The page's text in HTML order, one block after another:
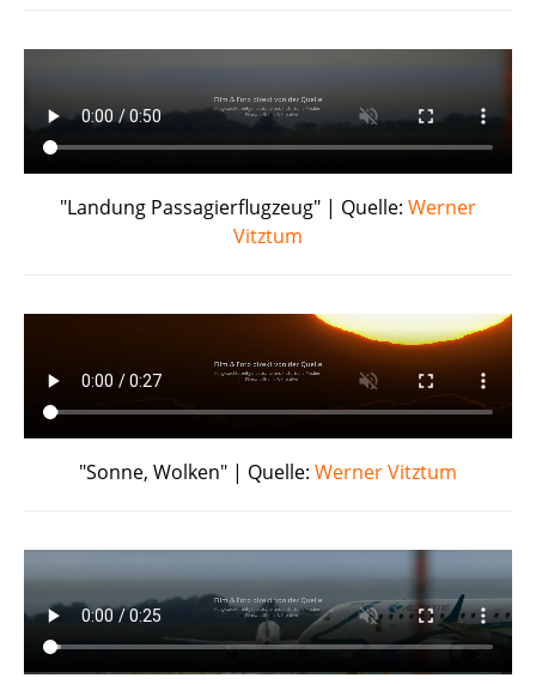
"Landung Passagierflugzeug" | Quelle: Werner
Vitztum
"Sonne, Wolken" | Quelle: Werner Vitztum